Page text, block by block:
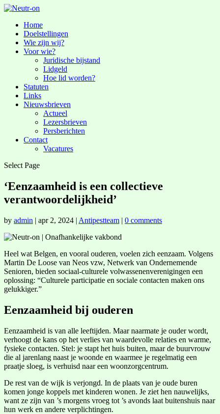
Home
Doelstellingen
Wie zijn wij?
Voor wie?
Juridische bijstand
Lidgeld
Hoe lid worden?
Statuten
Links
Nieuwsbrieven
Actueel
Lezersbrieven
Persberichten
Contact
Vacatures
Select Page
‘Eenzaamheid is een collectieve
verantwoordelijkheid’
by admin | apr 2, 2024 | Antipestteam | 0 comments
Heel wat Belgen, en vooral ouderen, voelen zich eenzaam. Volgens
Martin De Loose van Neos vzw, Netwerk van Ondernemende
Senioren, bieden sociaal-culturele volwassenenverenigingen een
oplossing: “Culturele participatie en sociale contacten maken ons
gelukkiger.”
Eenzaamheid bij ouderen
Eenzaamheid is van alle leeftijden. Maar naarmate je ouder wordt,
verhoogt de kans op het verlies van waardevolle relaties en warme,
fysieke contacten. Stel: je stapt het huis buiten, maar de buurvrouw
die al jarenlang naast je woonde en waarmee je regelmatig een
praatje sloeg, is verhuisd naar een woonzorgcentrum.
De rest van de wijk is verjongd. In de plaats van je oude buren
komen jonge koppels met kinderen wonen. Je ziet hen nauwelijks,
want ze zijn van ’s morgens vroeg tot ’s avonds laat buitenshuis naar
hun werk en andere verplichtingen.